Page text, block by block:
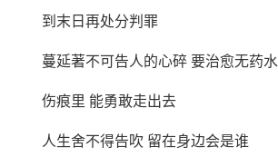
到末日再处分判罪
蔓延著不可告人的心碎 要治愈无药水
伤痕里 能勇敢走出去
人生舍不得告吹 留在身边会是谁